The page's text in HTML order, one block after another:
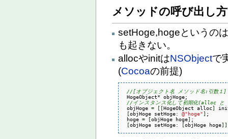
メソッドの呼び出し方
setHoge,hogeというの
も起きない。
allocやinitはNSObjectで
(Cocoaの前提)
//[オブジェクト名 メソッド名:引数１]
HogeObject* objHoge;
//インスタンス化して初期化(alloc
objHoge = [ [HogeObject alloc]
[objHoge setHoge: @"hoge"] ;
hoge = [objHoge hoge] ;
[objHoge setHoge: [objHoge hoge] ]